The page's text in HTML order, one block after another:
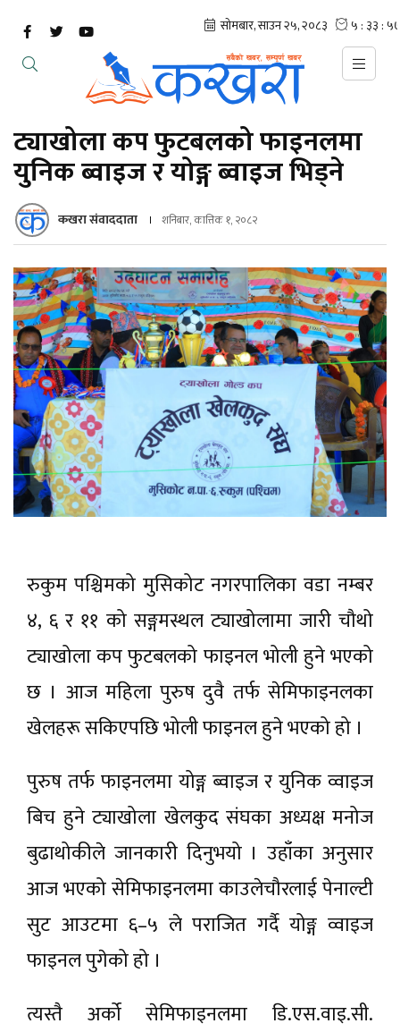
ट्याखोला कप फुटबलको फाइनलमा
युनिक ब्वाइज र योङ्ग ब्वाइज भिड्ने
कखरा संवाददाता शनिबार, कात्तिक १, २०८२
रुकुम पश्चिमको मुसिकोट नगरपालिका वडा नम्बर
४, ६ र ११ को सङ्गमस्थल ट्याखोलामा जारी चौथो
ट्याखोला कप फुटबलको फाइनल भोली हुने भएको
छ । आज महिला पुरुष दुवै तर्फ सेमिफाइनलका
खेलहरू सकिएपछि भोली फाइनल हुने भएको हो ।
पुरुष तर्फ फाइनलमा योङ्ग ब्वाइज र युनिक व्वाइज
बिच हुने ट्याखोला खेलकुद संघका अध्यक्ष मनोज
बुढाथोकीले जानकारी दिनुभयो । उहाँका अनुसार
आज भएको सेमिफाइनलमा काउलेचौरलाई पेनाल्टी
सुट आउटमा ६–५ ले पराजित गर्दै योङ्ग व्वाइज
फाइनल पुगेको हो ।
त्यस्तै अर्को सेमिफाइनलमा डि.एस.वाइ.सी.